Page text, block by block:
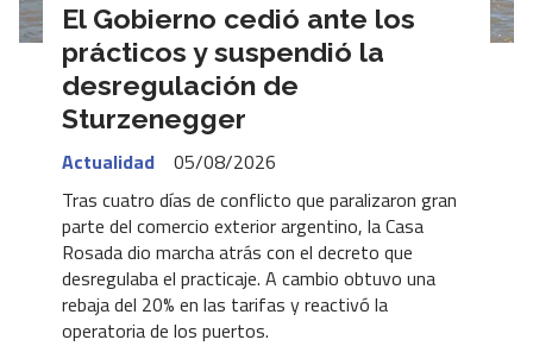
El Gobierno cedió ante los
prácticos y suspendió la
desregulación de
Sturzenegger
Actualidad
05/08/2026
Tras cuatro días de conflicto que paralizaron gran
parte del comercio exterior argentino, la Casa
Rosada dio marcha atrás con el decreto que
desregulaba el practicaje. A cambio obtuvo una
rebaja del 20% en las tarifas y reactivó la
operatoria de los puertos.